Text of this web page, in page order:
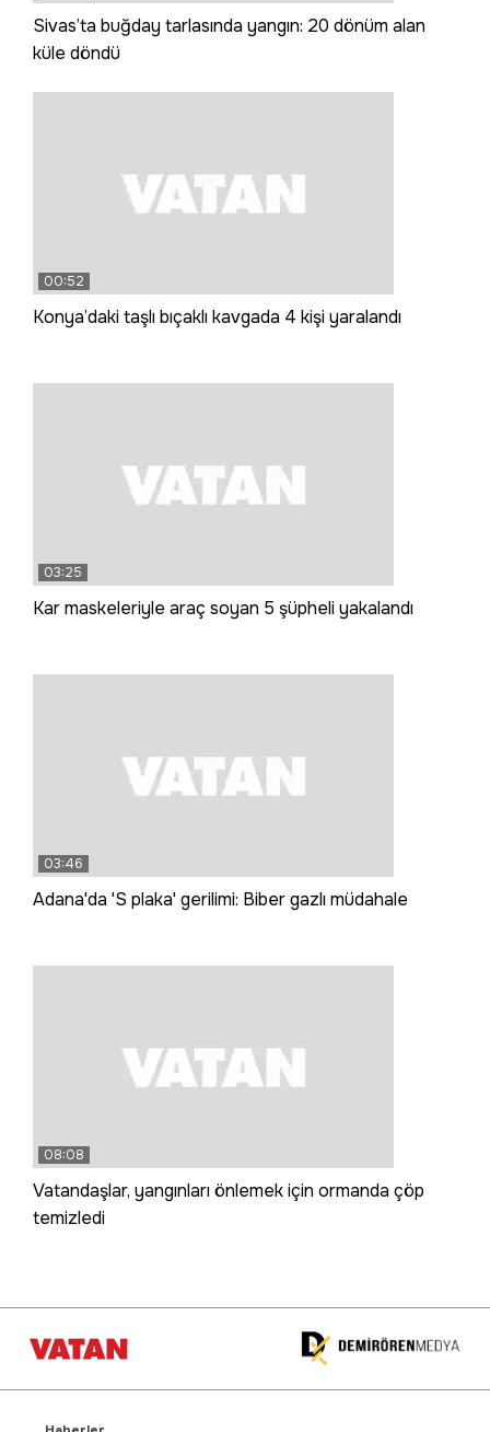
Sivas’ta buğday tarlasında yangın: 20 dönüm alan
küle döndü
00:52
Konya’daki taşlı bıçaklı kavgada 4 kişi yaralandı
03:25
Kar maskeleriyle araç soyan 5 şüpheli yakalandı
03:46
Adana'da 'S plaka' gerilimi: Biber gazlı müdahale
08:08
Vatandaşlar, yangınları önlemek için ormanda çöp
temizledi